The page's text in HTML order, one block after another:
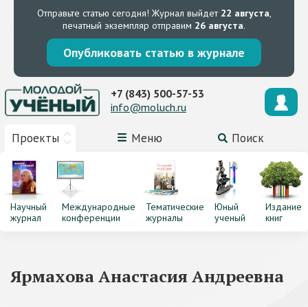
Отправьте статью сегодня! Журнал выйдет 22 августа,
печатный экземпляр отправим 26 августа.
Опубликовать статью в журнале
Проекты Меню Поиск
+7 (843) 500-57-53
info@moluch.ru
Научный
журнал
Международные
конференции
Тематические
журналы
Юный
ученый
Издание
книг
Ярмахова Анастасия Андреевна